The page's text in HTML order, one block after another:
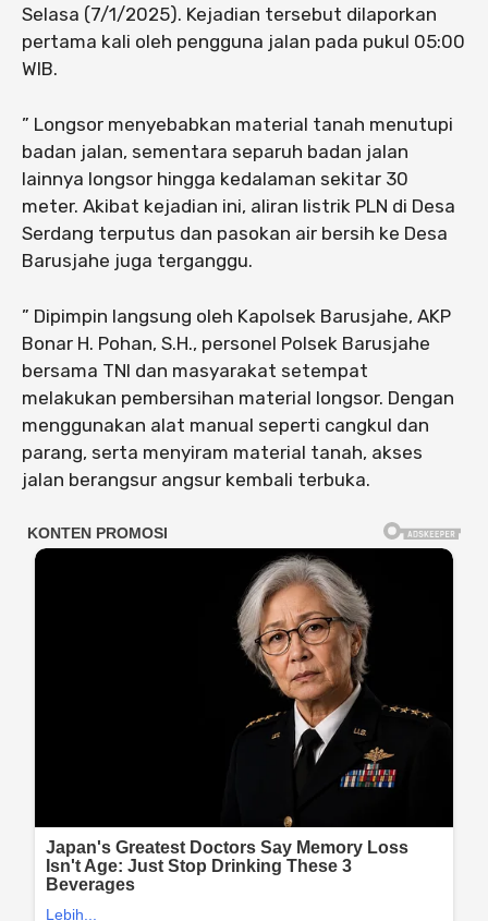
Selasa (7/1/2025). Kejadian tersebut dilaporkan
pertama kali oleh pengguna jalan pada pukul 05:00
WIB.
” Longsor menyebabkan material tanah menutupi
badan jalan, sementara separuh badan jalan
lainnya longsor hingga kedalaman sekitar 30
meter. Akibat kejadian ini, aliran listrik PLN di Desa
Serdang terputus dan pasokan air bersih ke Desa
Barusjahe juga terganggu.
” Dipimpin langsung oleh Kapolsek Barusjahe, AKP
Bonar H. Pohan, S.H., personel Polsek Barusjahe
bersama TNI dan masyarakat setempat
melakukan pembersihan material longsor. Dengan
menggunakan alat manual seperti cangkul dan
parang, serta menyiram material tanah, akses
jalan berangsur angsur kembali terbuka.